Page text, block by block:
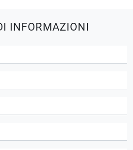
INFORMAZIONI